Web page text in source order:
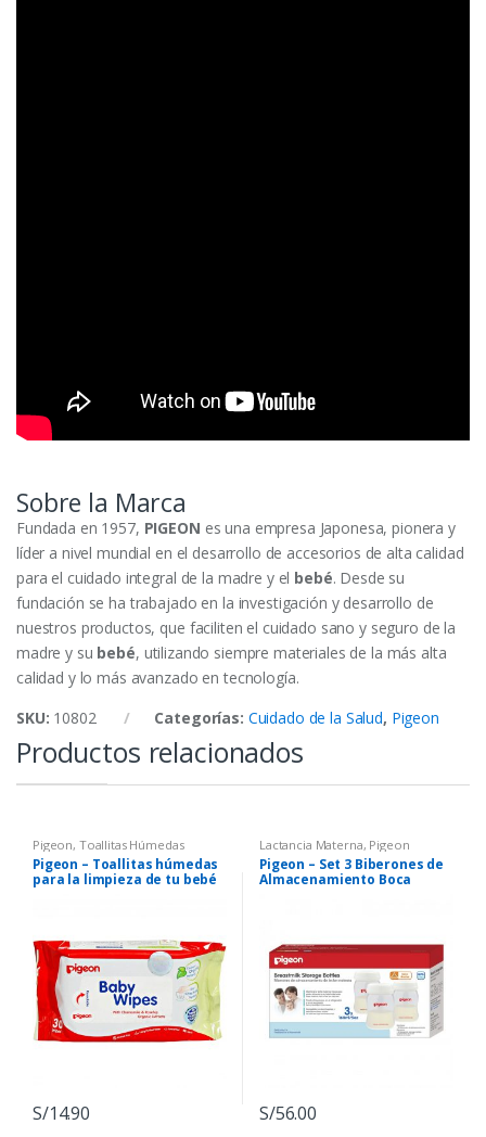
Sobre la Marca
Fundada en 1957, PIGEON es una empresa Japonesa, pionera y
líder a nivel mundial en el desarrollo de accesorios de alta calidad
para el cuidado integral de la madre y el bebé. Desde su
fundación se ha trabajado en la investigación y desarrollo de
nuestros productos, que faciliten el cuidado sano y seguro de la
madre y su bebé, utilizando siempre materiales de la más alta
calidad y lo más avanzado en tecnología.
SKU: 10802 Categorías: Cuidado de la Salud, Pigeon
Productos relacionados
Pigeon, Toallitas Húmedas
Pigeon – Toallitas húmedas
para la limpieza de tu bebé
S/14.90
Lactancia Materna, Pigeon
Pigeon – Set 3 Biberones de
Almacenamiento Boca
S/56.00